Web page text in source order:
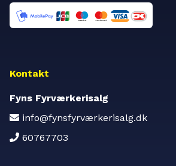
Kontakt
Fyns Fyrværkerisalg
info@fynsfyrværkerisalg.dk
60767703